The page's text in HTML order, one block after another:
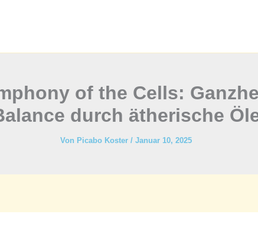
of the Cells:
durch ätherische
Von Picabo Koster / Januar 10, 2025